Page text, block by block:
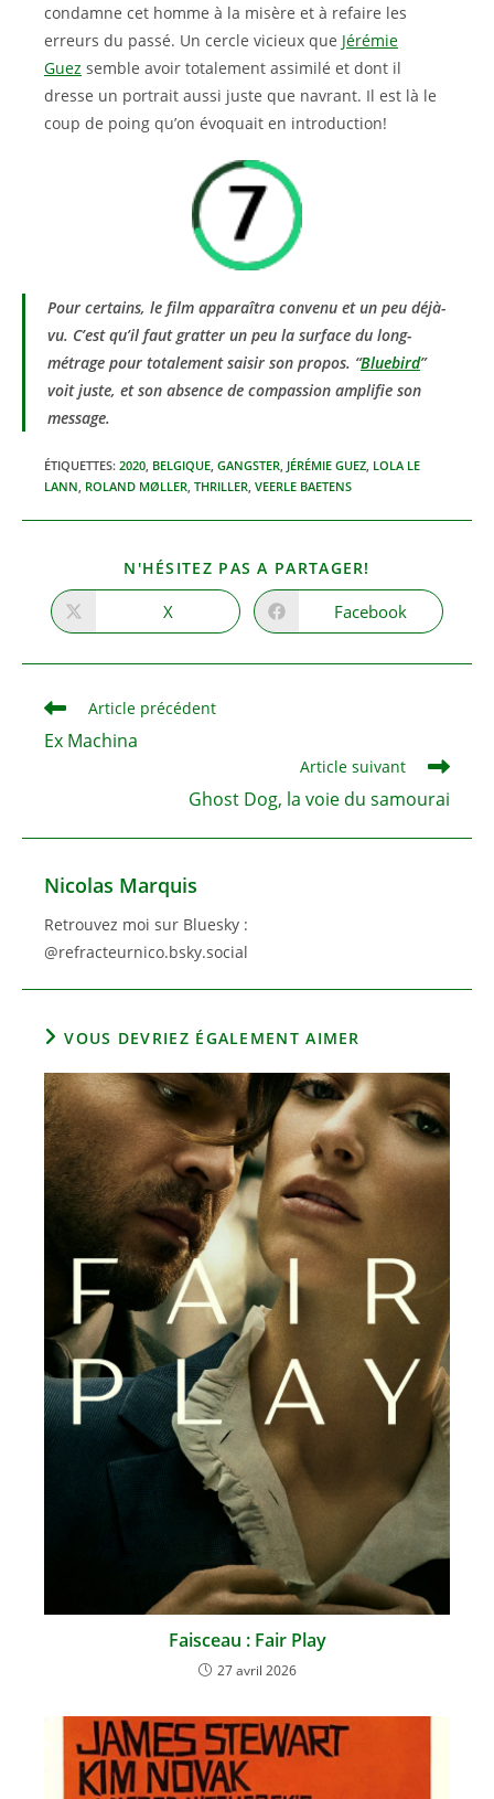
condamne cet homme à la misère et à refaire les
erreurs du passé. Un cercle vicieux que Jérémie
Guez semble avoir totalement assimilé et dont il
dresse un portrait aussi juste que navrant. Il est là le
coup de poing qu’on évoquait en introduction!
Pour certains, le film apparaîtra convenu et un peu déjà-
vu. C’est qu’il faut gratter un peu la surface du long-
métrage pour totalement saisir son propos. “Bluebird”
voit juste, et son absence de compassion amplifie son
message.
ÉTIQUETTES: 2020, BELGIQUE, GANGSTER, JÉRÉMIE GUEZ, LOLA LE
LANN, ROLAND MØLLER, THRILLER, VEERLE BAETENS
N'HÉSITEZ PAS A PARTAGER!
CONTENU
Ouvrir
dans
autre
X Ouvrir
dans
autre
Facebook
Read
articles
Article précédent
Ex Machina
Article suivant
Ghost Dog, la voie du samourai
Nicolas Marquis
Retrouvez moi sur Bluesky :
@refracteurnico.bsky.social
VOUS DEVRIEZ ÉGALEMENT AIMER
Faisceau : Fair Play
27 avril 2026